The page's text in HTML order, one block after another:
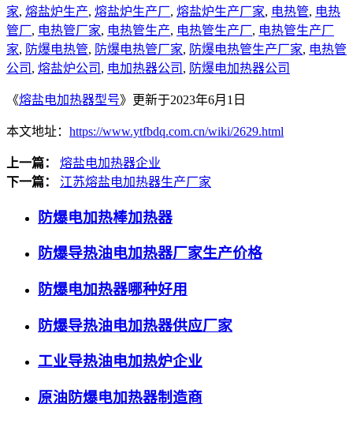
家, 熔盐炉生产, 熔盐炉生产厂, 熔盐炉生产厂家, 电热管, 电热
管厂, 电热管厂家, 电热管生产, 电热管生产厂, 电热管生产厂
家, 防爆电热管, 防爆电热管厂家, 防爆电热管生产厂家, 电热管
公司 , 熔盐炉公司 , 电加热器公司 , 防爆电加热器公司
《熔盐电加热器型号》更新于2023年6月1日
本文地址： https://www.ytfbdq.com.cn/wiki/2629.html
上一篇：
熔盐电加热器企业
下一篇：
江苏熔盐电加热器生产厂家
防爆电加热棒加热器
防爆导热油电加热器厂家生产价格
防爆电加热器哪种好用
防爆导热油电加热器供应厂家
工业导热油电加热炉企业
原油防爆电加热器制造商